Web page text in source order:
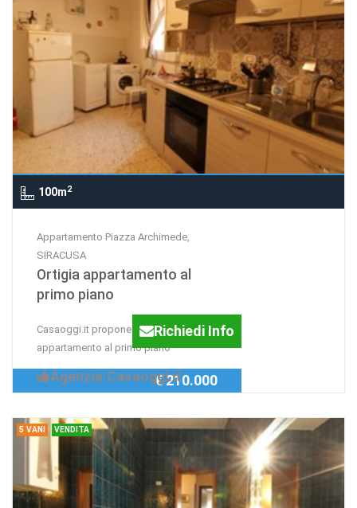
100m2
Appartamento Piazza Archimede,
SIRACUSA
Ortigia appartamento al
primo piano
Casaoggi.it propone in vendita Ortigia
appartamento al primo piano
Richiedi Info
Agenzia:Casaoggi.it€ 210.000
5 VANI VENDITA